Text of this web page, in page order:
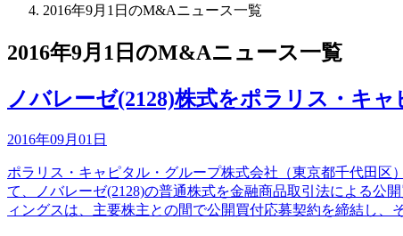
2016年9月1日のM&Aニュース一覧
2016年9月1日のM&Aニュース一覧
ノバレーゼ(2128)株式をポラリス・キ
2016年09月01日
ポラリス・キャピタル・グループ株式会社（東京都千代田
て、ノバレーゼ(2128)の普通株式を金融商品取引法による公
ィングスは、主要株主との間で公開買付応募契約を締結し、